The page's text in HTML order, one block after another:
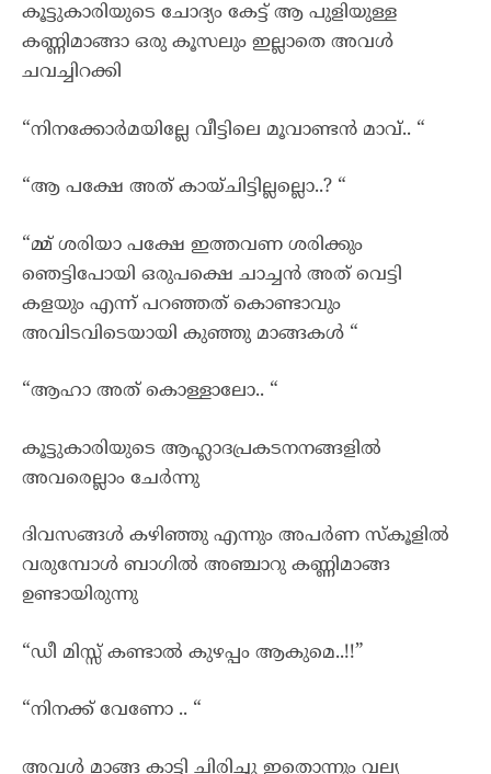
കൂട്ടുകാരിയുടെ ചോദ്യം കേട്ട് ആ പുളിയുള്ള
കണ്ണിമാങ്ങാ ഒരു കൂസലും ഇല്ലാതെ അവൾ
ചവച്ചിറക്കി
“നിനക്കോർമയില്ലേ വീട്ടിലെ മൂവാണ്ടൻ മാവ്.. “
“ആ പക്ഷേ അത് കായ്ചിട്ടില്ലല്ലൊ..? “
“മ്മ് ശരിയാ പക്ഷേ ഇത്തവണ ശരിക്കും
ഞെട്ടിപോയി ഒരുപക്ഷെ ചാച്ചൻ അത് വെട്ടി
കളയും എന്ന് പറഞ്ഞത് കൊണ്ടാവും
അവിടവിടെയായി കുഞ്ഞു മാങ്ങകൾ “
“ആഹാ അത് കൊള്ളാലോ.. “
കൂട്ടുകാരിയുടെ ആഹ്ലാദപ്രകടനനങ്ങളിൽ
അവരെല്ലാം ചേർന്നു
ദിവസങ്ങൾ കഴിഞ്ഞു എന്നും അപർണ സ്കൂളിൽ
വരുമ്പോൾ ബാഗിൽ അഞ്ചാറു കണ്ണിമാങ്ങ
ഉണ്ടായിരുന്നു
“ഡീ മിസ്സ്‌ കണ്ടാൽ കുഴപ്പം ആകുമെ..!!”
“നിനക്ക് വേണോ .. “
അവൾ മാങ്ങ കാട്ടി ചിരിച്ചു ഇതൊന്നും വല്യ